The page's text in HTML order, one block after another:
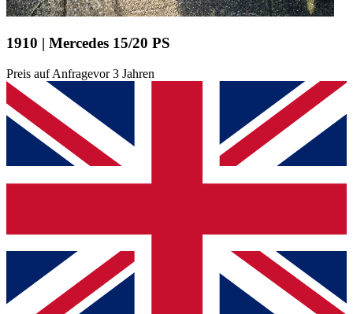
1910 | Mercedes 15/20 PS
Preis auf Anfragevor 3 Jahren